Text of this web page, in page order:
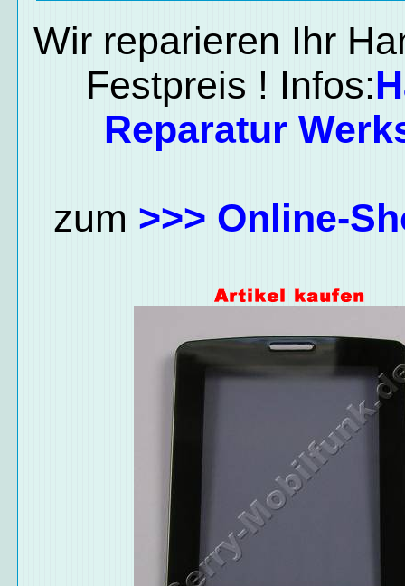
Wir reparieren Ihr
Festpreis ! Infos:
Reparatur
zum >>> Online-